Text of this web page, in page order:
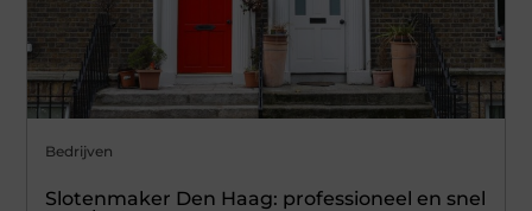
Bedrijven
Slotenmaker Den Haag: professioneel en snel